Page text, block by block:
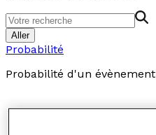
Aller
Probabilité
Probabilité d'un évènement